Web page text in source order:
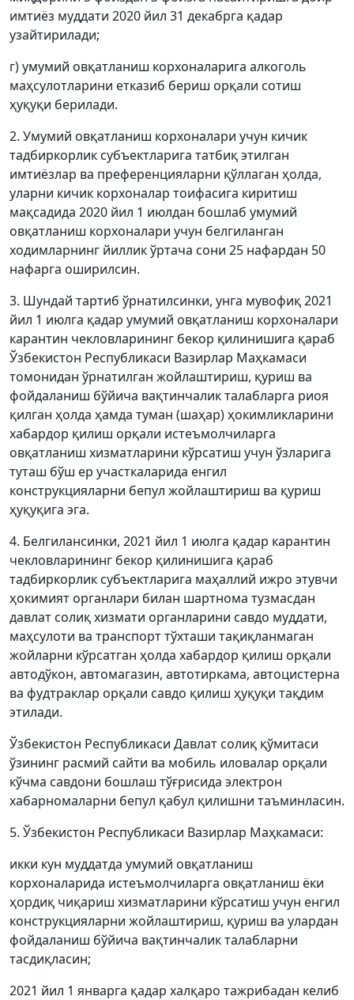
имтиёз муддати 2020 йил 31 декабрга қадар
узайтирилади;
г) умумий овқатланиш корхоналарига алкоголь
маҳсулотларини етказиб бериш орқали сотиш
ҳуқуқи берилади.
2. Умумий овқатланиш корхоналари учун кичик
тадбиркорлик субъектларига татбиқ этилган
имтиёзлар ва преференцияларни қўллаган ҳолда,
уларни кичик корхоналар тоифасига киритиш
мақсадида 2020 йил 1 июлдан бошлаб умумий
овқатланиш корхоналари учун белгиланган
ходимларнинг йиллик ўртача сони 25 нафардан 50
нафарга оширилсин.
3. Шундай тартиб ўрнатилсинки, унга мувофиқ 2021
йил 1 июлга қадар умумий овқатланиш корхоналари
карантин чекловларининг бекор қилинишига қараб
Ўзбекистон Республикаси Вазирлар Маҳкамаси
томонидан ўрнатилган жойлаштириш, қуриш ва
фойдаланиш бўйича вақтинчалик талабларга риоя
қилган ҳолда ҳамда туман (шаҳар) ҳокимликларини
хабардор қилиш орқали истеъмолчиларга
овқатланиш хизматларини кўрсатиш учун ўзларига
туташ бўш ер участкаларида енгил
конструкцияларни бепул жойлаштириш ва қуриш
ҳуқуқига эга.
4. Белгилансинки, 2021 йил 1 июлга қадар карантин
чекловларининг бекор қилинишига қараб
тадбиркорлик субъектларига маҳаллий ижро этувчи
ҳокимият органлари билан шартнома тузмасдан
давлат солиқ хизмати органларини савдо муддати,
маҳсулоти ва транспорт тўхташи тақиқланмаган
жойларни кўрсатган ҳолда хабардор қилиш орқали
автодўкон, автомагазин, автотиркама, автоцистерна
ва фудтраклар орқали савдо қилиш ҳуқуқи тақдим
этилади.
Ўзбекистон Республикаси Давлат солиқ қўмитаси
ўзининг расмий сайти ва мобиль иловалар орқали
кўчма савдони бошлаш тўғрисида электрон
хабарномаларни бепул қабул қилишни таъминласин.
5. Ўзбекистон Республикаси Вазирлар Маҳкамаси:
икки кун муддатда умумий овқатланиш
корхоналарида истеъмолчиларга овқатланиш ёки
ҳордиқ чиқариш хизматларини кўрсатиш учун енгил
конструкцияларни жойлаштириш, қуриш ва улардан
фойдаланиш бўйича вақтинчалик талабларни
тасдиқласин;
2021 йил 1 январга қадар халқаро тажрибадан келиб